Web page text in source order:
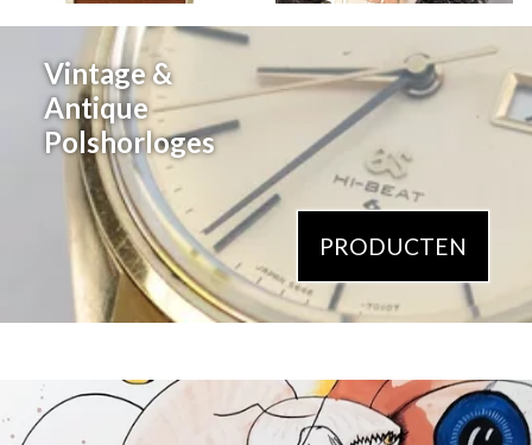
Vintage &
Antique
Polshorloges
PRODUCTEN